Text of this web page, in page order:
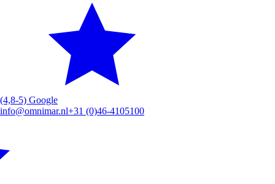
(4,8-5) Google
info@omnimar.nl+31 (0)46-4105100